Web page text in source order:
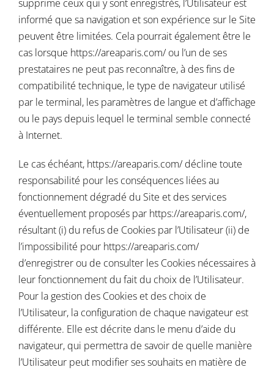
supprime ceux qui y sont enregistrés, l’Utilisateur est
informé que sa navigation et son expérience sur le Site
peuvent être limitées. Cela pourrait également être le
cas lorsque https://areaparis.com/ou l’un de ses
prestataires ne peut pas reconnaître, à des fins de
compatibilité technique, le type de navigateur utilisé
par le terminal, les paramètres de langue et d’affichage
ou le pays depuis lequel le terminal semble connecté
à Internet.
Le cas échéant, https://areaparis.com/décline toute
responsabilité pour les conséquences liées au
fonctionnement dégradé du Site et des services
éventuellement proposés par https://areaparis.com/,
résultant (i) du refus de Cookies par l’Utilisateur (ii) de
l’impossibilité pour https://areaparis.com/
d’enregistrer ou de consulter les Cookies nécessaires à
leur fonctionnement du fait du choix de l’Utilisateur.
Pour la gestion des Cookies et des choix de
l’Utilisateur, la configuration de chaque navigateur est
différente. Elle est décrite dans le menu d’aide du
navigateur, qui permettra de savoir de quelle manière
l’Utilisateur peut modifier ses souhaits en matière de